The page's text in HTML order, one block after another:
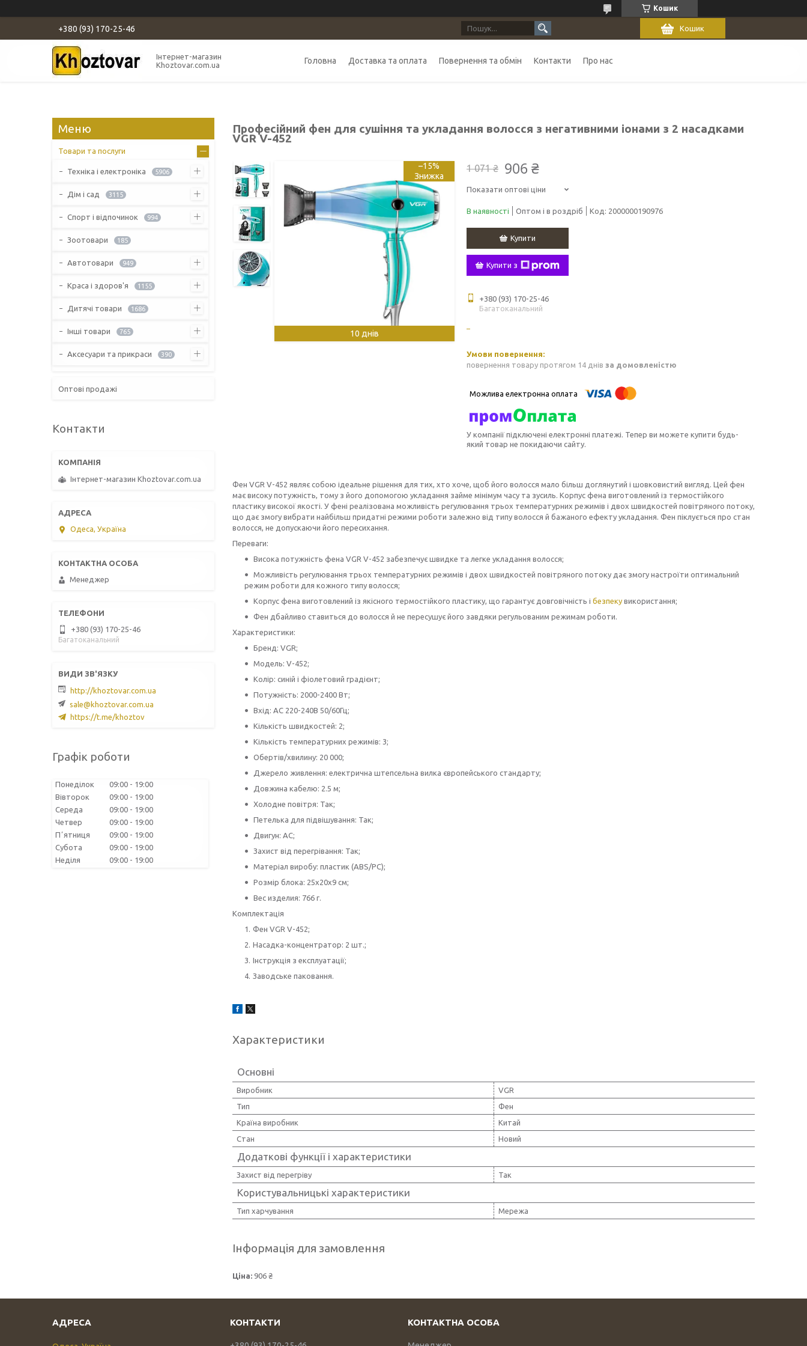
Кошик
+380 (93) 170-25-46 Кошик
Інтернет-магазин
Khoztovar.com.ua
Головна Доставка та оплата Повернення та обмін Контакти Про нас
Професійний фен для сушіння та укладання волосся з негативними іонами з 2 насадками
VGR V-452
–15%
10 днів
1 071 ₴ 906 ₴
Показати оптові ціни
В наявності Оптом і в роздріб Код: 2000000190976
Купити
Купити з
+380 (93) 170-25-46
Багатоканальний
повернення товару протягом 14 днів за домовленістю
У компанії підключені електронні платежі. Тепер ви можете купити будь-
який товар не покидаючи сайту.
Фен VGR V-452 являє собою ідеальне рішення для тих, хто хоче, щоб його волосся мало більш доглянутий і шовковистий вигляд. Цей фен
має високу потужність, тому з його допомогою укладання займе мінімум часу та зусиль. Корпус фена виготовлений із термостійкого
пластику високої якості. У фені реалізована можливість регулювання трьох температурних режимів і двох швидкостей повітряного потоку,
що дає змогу вибрати найбільш придатні режими роботи залежно від типу волосся й бажаного ефекту укладання. Фен піклується про стан
волосся, не допускаючи його пересихання.
Переваги:
Висока потужність фена VGR V-452 забезпечує швидке та легке укладання волосся;
Можливість регулювання трьох температурних режимів і двох швидкостей повітряного потоку дає змогу настроїти оптимальний
режим роботи для кожного типу волосся;
Корпус фена виготовлений із якісного термостійкого пластику, що гарантує довговічність і безпеку використання;
Фен дбайливо ставиться до волосся й не пересушує його завдяки регульованим режимам роботи.
Характеристики:
Бренд: VGR;
Модель: V-452;
Колір: синій і фіолетовий градієнт;
Потужність: 2000-2400 Вт;
Вхід: AC 220-240В 50/60Гц;
Кількість швидкостей: 2;
Кількість температурних режимів: 3;
Обертів/хвилину: 20 000;
Джерело живлення: електрична штепсельна вилка європейського стандарту;
Довжина кабелю: 2.5 м;
Холодне повітря: Так;
Петелька для підвішування: Так;
Двигун: AC;
Захист від перегрівання: Так;
Матеріал виробу: пластик (ABS/PC);
Розмір блока: 25х20х9 см;
Вес изделия: 766 г.
Комплектація
Фен VGR V-452;
Насадка-концентратор: 2 шт.;
Інструкція з експлуатації;
Заводське паковання.
Характеристики
Основні
Виробник
VGR
Тип
Фен
Країна виробник
Китай
Стан
Новий
Додаткові функції і характеристики
Захист від перегріву Так
Користувальницькі характеристики
Тип харчування Мережа
Інформація для замовлення
Ціна: 906 ₴
Товари та послуги
Техніка і електроніка 5906
Дім і сад 3115
Спорт і відпочинок 994
Зоотовари 185
Автотовари 949
Краса і здоров'я 1155
Дитячі товари 1686
Інші товари 765
Аксесуари та прикраси 390
Оптові продажі
Контакти
Інтернет-магазин Khoztovar.com.ua
Одеса, Україна
Менеджер
+380 (93) 170-25-46
Багатоканальний
http://khoztovar.com.ua
sale@khoztovar.com.ua
https://t.me/khoztov
Графік роботи
Понеділок 09:00
19:00
Вівторок
09:00
19:00
Середа
09:00
19:00
Четвер
09:00
19:00
Пʼятниця
09:00
19:00
Субота
09:00
19:00
Неділя
09:00 19:00